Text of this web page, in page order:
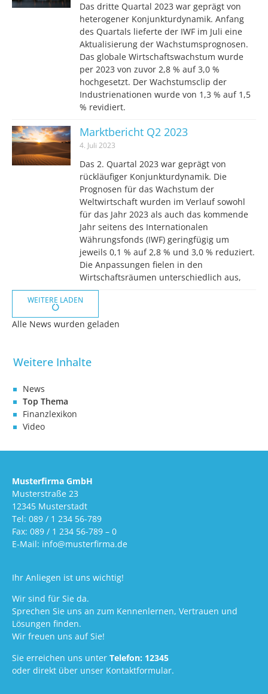
Das dritte Quartal 2023 war geprägt von
heterogener Konjunkturdynamik. Anfang
des Quartals lieferte der IWF im Juli eine
Aktualisierung der Wachstumsprognosen.
Das globale Wirtschaftswachstum wurde
per 2023 von zuvor 2,8 % auf 3,0 %
hochgesetzt. Der Wachstumsclip der
Industrienationen wurde von 1,3 % auf 1,5
% revidiert.
Marktbericht Q2 2023
4. Juli 2023
Das 2. Quartal 2023 war geprägt von
rückläufiger Konjunkturdynamik. Die
Prognosen für das Wachstum der
Weltwirtschaft wurden im Verlauf sowohl
für das Jahr 2023 als auch das kommende
Jahr seitens des Internationalen
Währungsfonds (IWF) geringfügig um
jeweils 0,1 % auf 2,8 % und 3,0 % reduziert.
Die Anpassungen fielen in den
Wirtschaftsräumen unterschiedlich aus,
WEITERE LADEN
Alle News wurden geladen
News
Top Thema
Finanzlexikon
Video
Musterfirma GmbH
Musterstraße 23
12345 Musterstadt
Tel: 089 / 1 234 56-789
Fax: 089 / 1 234 56-789 – 0
E-Mail: info@musterfirma.de
Ihr Anliegen ist uns wichtig!
Wir sind für Sie da.
Sprechen Sie uns an zum Kennenlernen, Vertrauen und
Lösungen finden.
Wir freuen uns auf Sie!
Sie erreichen uns unter Telefon: 12345
oder direkt über unser Kontaktformular.